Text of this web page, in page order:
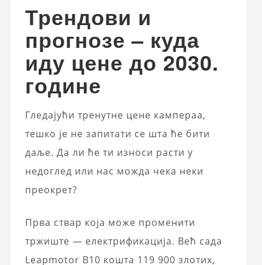
Трендови и
прогнозе – куда
иду цене до 2030.
године
Гледајући тренутне цене кампераа,
тешко је не запитати се шта ће бити
даље. Да ли ће ти износи расти у
недоглед или нас можда чека неки
преокрет?
Прва ствар која може променити
тржиште — електрификација. Већ сада
Leapmotor B10 кошта 119 900 злотих,